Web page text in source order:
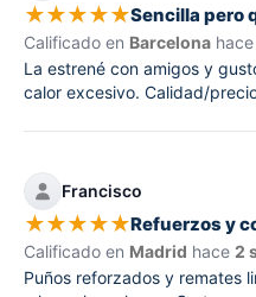
★★★★★Sencilla pero
Calificado en Barcelona hace
La estrené con amigos y
calor excesivo. Calidad/
Francisco
★★★★★Refuerzos y
Calificado en Madrid hace 2
Puños reforzados y remates